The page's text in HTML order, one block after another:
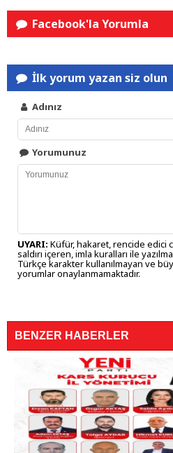
Facebook'la Yorumla
İlk yorum yazan siz olun
Adınız
Yorumunuz
UYARI: Küfür, hakaret, rencide edici
saldırı içeren, imla kuralları ile
Türkçe karakter kullanılmayan ve
yorumlar onaylanmamaktadır.
BENZER HABERLER